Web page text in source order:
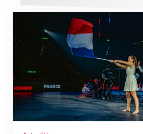
L'équipe de France est au complet